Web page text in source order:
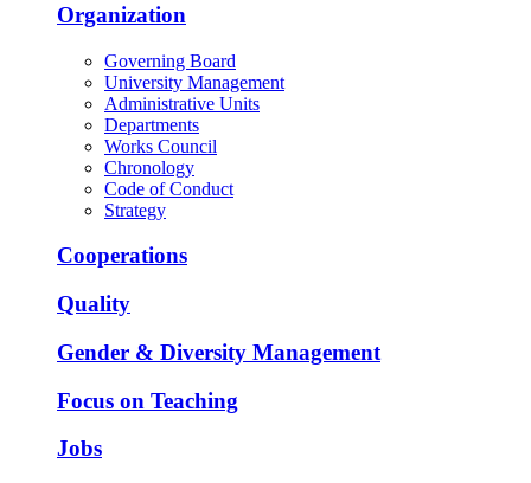
Organization
Governing Board
University Management
Administrative Units
Departments
Works Council
Chronology
Code of Conduct
Strategy
Cooperations
Quality
Gender & Diversity Management
Focus on Teaching
Jobs